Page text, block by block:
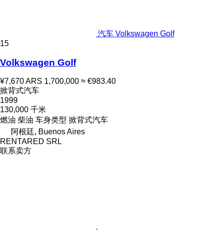
汽车 Volkswagen Golf
15
Volkswagen Golf
¥7,670ARS 1,700,000 ≈ €983.40
掀背式汽车
1999
130,000 千米
燃油 柴油 车身类型 掀背式汽车
阿根廷, Buenos Aires
RENTARED SRL
联系卖方